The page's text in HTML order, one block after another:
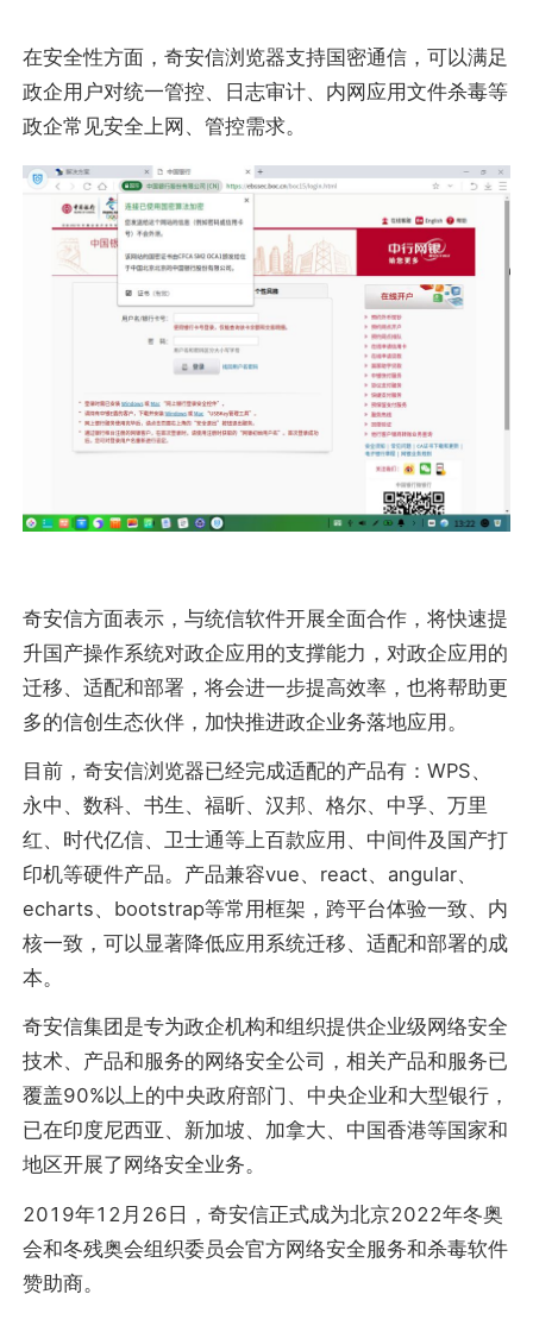
在安全性方面，奇安信浏览器支持国密通信，可以满足
政企用户对统一管控、日志审计、内网应用文件杀毒等
政企常见安全上网、管控需求。
奇安信方面表示，与统信软件开展全面合作，将快速提
升国产操作系统对政企应用的支撑能力，对政企应用的
迁移、适配和部署，将会进一步提高效率，也将帮助更
多的信创生态伙伴，加快推进政企业务落地应用。
目前，奇安信浏览器已经完成适配的产品有：WPS、
永中、数科、书生、福昕、汉邦、格尔、中孚、万里
红、时代亿信、卫士通等上百款应用、中间件及国产打
印机等硬件产品。产品兼容vue、react、angular、
echarts、bootstrap等常用框架，跨平台体验一致、内
核一致，可以显著降低应用系统迁移、适配和部署的成
本。
奇安信集团是专为政企机构和组织提供企业级网络安全
技术、产品和服务的网络安全公司，相关产品和服务已
覆盖90%以上的中央政府部门、中央企业和大型银行，
已在印度尼西亚、新加坡、加拿大、中国香港等国家和
地区开展了网络安全业务。
2019年12月26日，奇安信正式成为北京2022年冬奥
会和冬残奥会组织委员会官方网络安全服务和杀毒软件
赞助商。